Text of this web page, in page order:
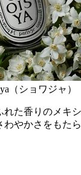
（ショワジャ）
た香りのメキ
やかさをもたら